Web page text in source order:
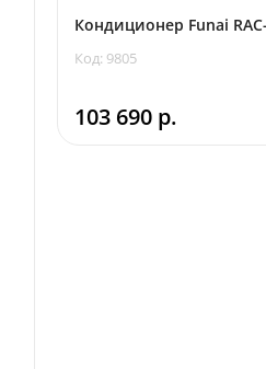
Кондиционер Funai
Код: 9805
103 690 р.